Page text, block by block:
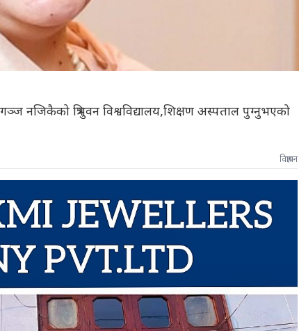
नजिकैको त्रिभुवन विश्वविद्यालय,शिक्षण अस्पताल पुग्नुभएको
विज्ञापन